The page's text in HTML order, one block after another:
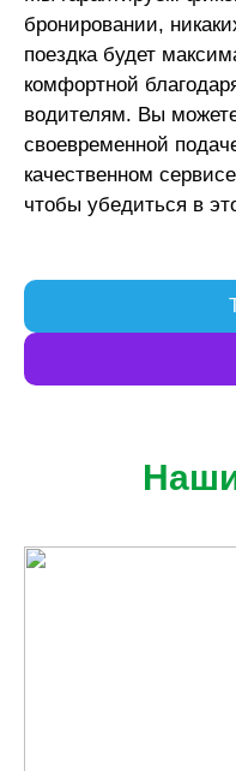
бронировании,
поездка будет
комфортной
водителям. Вы
своевременной
качественном
чтобы убедиться в